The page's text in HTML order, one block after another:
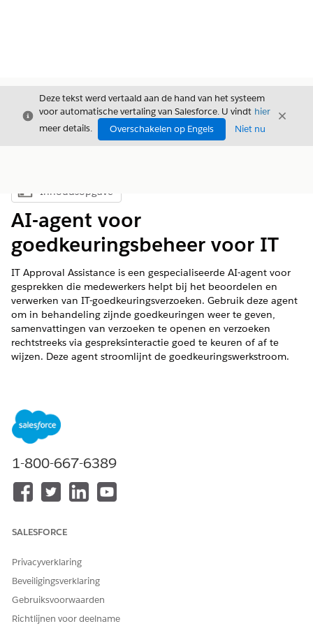
Sluiten
Deze tekst werd vertaald aan de hand van het systeem
voor automatische vertaling van Salesforce. U vindt hier
meer details.
Overschakelen op Engels Niet nu
Sluiten
Inhoudsopgave weergeven
Inhoudsopgave
AI-agent voor
goedkeuringsbeheer voor IT
IT Approval Assistance is een gespecialiseerde AI-agent voor
gesprekken die medewerkers helpt bij het beoordelen en
verwerken van IT-goedkeuringsverzoeken. Gebruik deze agent
om in behandeling zijnde goedkeuringen weer te geven,
samenvattingen van verzoeken te openen en verzoeken
rechtstreeks via gespreksinteractie goed te keuren of af te
wijzen. Deze agent stroomlijnt de goedkeuringswerkstroom.
Beschikbaar in: Lightning Experience
Beschikbaar in: Unlimited en Enterprise Edition met
Agentacties
Open goedkeuringen voor medewerker samenvatten
1-800-667-6389
SALESFORCE
Privacyverklaring
Beveiligingsverklaring
Gebruiksvoorwaarden
Richtlijnen voor deelname